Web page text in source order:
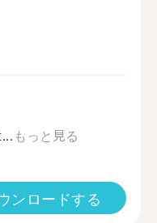
もっと見る
ンロードする